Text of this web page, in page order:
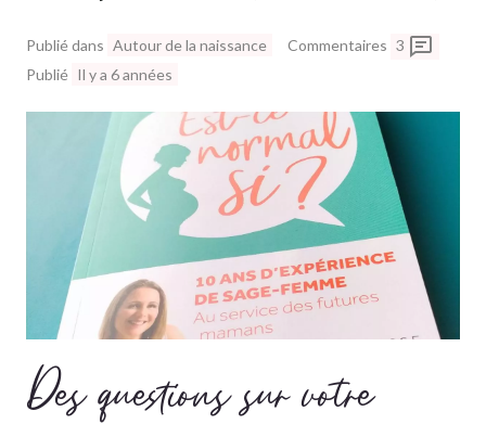
Publié dans Autour de la naissance Commentaires 3
Publié Il y a 6 années
Des questions sur votre